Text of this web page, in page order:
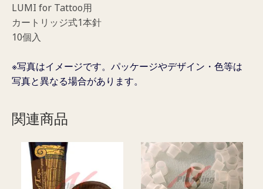
LUMI for Tattoo用
カートリッジ式1本針
10個入
※写真はイメージです。パッケージやデザイン・色等は
写真と異なる場合があります。
関連商品